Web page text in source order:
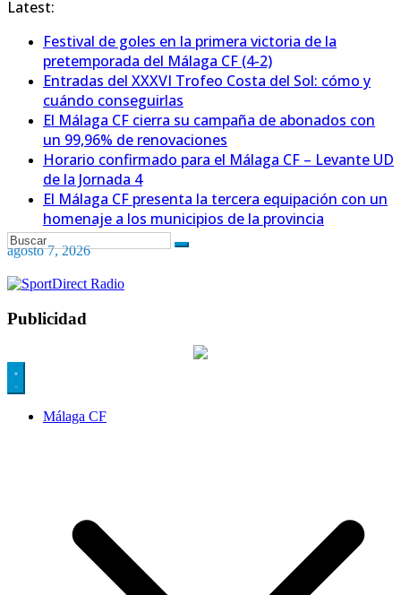
Latest:
Festival de goles en la primera victoria de la
pretemporada del Málaga CF (4-2)
Entradas del XXXVI Trofeo Costa del Sol: cómo y
cuándo conseguirlas
El Málaga CF cierra su campaña de abonados con
un 99,96% de renovaciones
Horario confirmado para el Málaga CF – Levante UD
de la Jornada 4
El Málaga CF presenta la tercera equipación con un
homenaje a los municipios de la provincia
agosto 7, 2026
Publicidad
Málaga CF